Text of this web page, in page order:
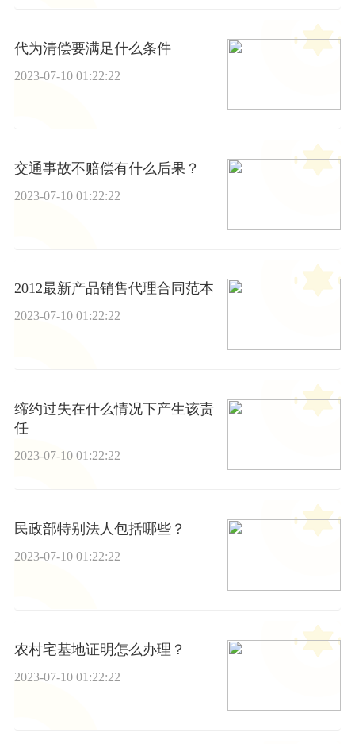
代为清偿要满足什么条件
2023-07-10 01:22:22
交通事故不赔偿有什么后果？
2023-07-10 01:22:22
2012最新产品销售代理合同范本
2023-07-10 01:22:22
缔约过失在什么情况下产生该责
任
2023-07-10 01:22:22
民政部特别法人包括哪些？
2023-07-10 01:22:22
农村宅基地证明怎么办理？
2023-07-10 01:22:22